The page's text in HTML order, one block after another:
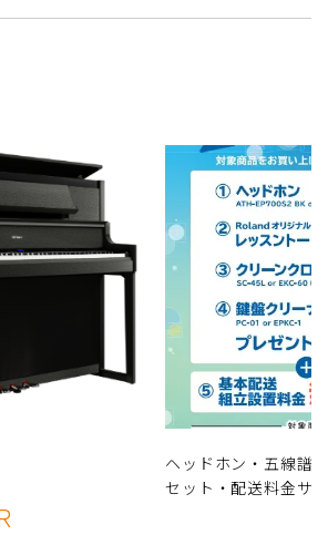
ヘッドホン・五線譜
セット・配送料金サ